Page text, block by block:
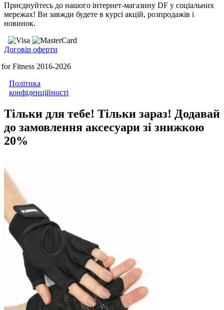
Приєднуйтесь до нашого інтернет-магазину DF у соціальних
мережах! Ви завжди будете в курсі акцій, розпродажів і
новинок.
Договір оферти
Fitness 2016-2026
Політика
конфіденційності
Тільки для тебе! Тільки зараз! Додавай
до замовлення аксесуари зі знижкою
20%